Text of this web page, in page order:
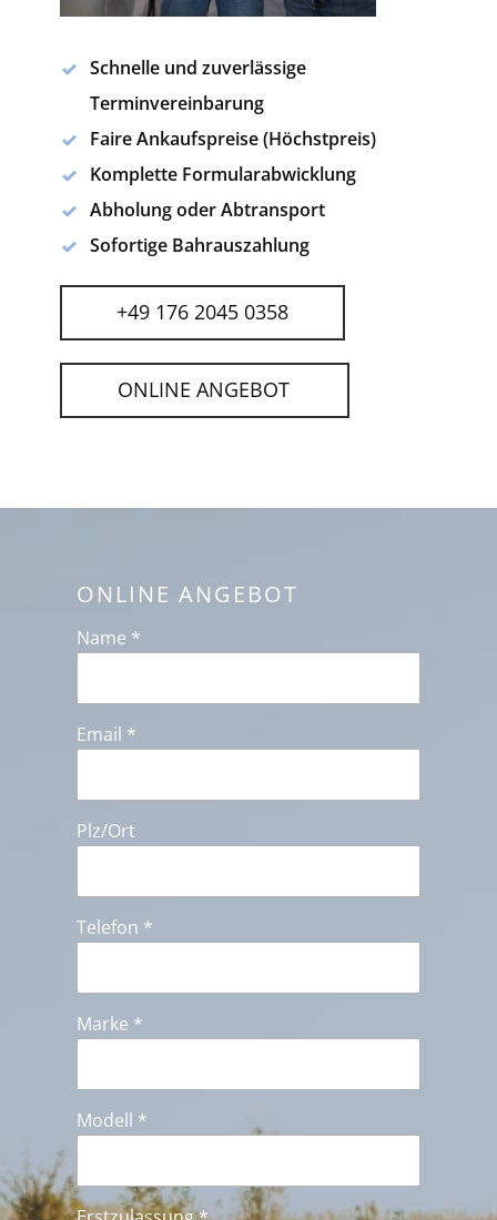
Schnelle und zuverlässige
Terminvereinbarung
Faire Ankaufspreise (Höchstpreis)
Komplette Formularabwicklung
Abholung oder Abtransport
Sofortige Bahrauszahlung
+49 176 2045 0358
ONLINE ANGEBOT
ONLINE ANGEBOT
Name *
Email *
Plz/Ort
Telefon *
Marke *
Modell *